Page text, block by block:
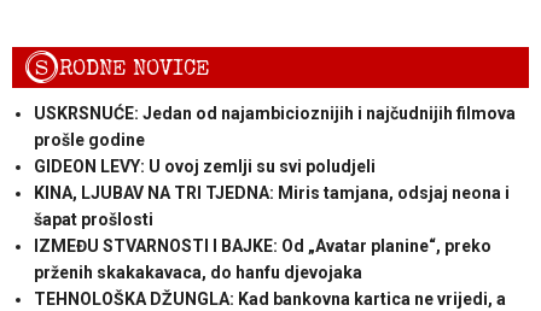
SRODNE NOVICE
USKRSNUĆE: Jedan od najambicioznijih i najčudnijih filmova
prošle godine
GIDEON LEVY: U ovoj zemlji su svi poludjeli
KINA, LJUBAV NA TRI TJEDNA: Miris tamjana, odsjaj neona i
šapat prošlosti
IZMEĐU STVARNOSTI I BAJKE: Od „Avatar planine“, preko
prženih skakakavaca, do hanfu djevojaka
TEHNOLOŠKA DŽUNGLA: Kad bankovna kartica ne vrijedi, a